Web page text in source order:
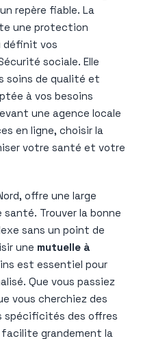
repère fiable. La
une protection
définit vos
sociale. Elle
soins de qualité et
à vos besoins
une agence locale
en ligne, choisir la
votre santé et votre
offre une large
Trouver la bonne
sans un point de
une mutuelle à
est essentiel pour
Que vous passiez
vous cherchiez des
spécificités des offres
facilite grandement la